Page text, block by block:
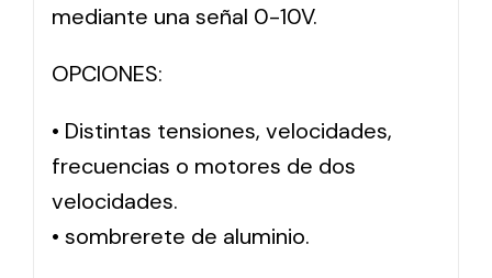
mediante una señal 0-10V.
OPCIONES:
• Distintas tensiones, velocidades,
frecuencias o motores de dos
velocidades.
• sombrerete de aluminio.